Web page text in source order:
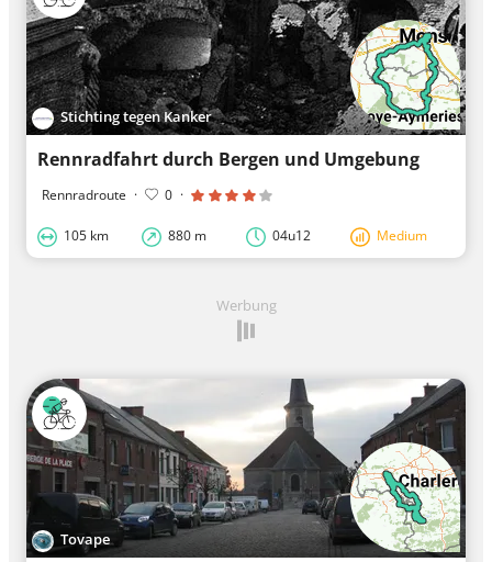
Stichting tegen Kanker
Rennradfahrt durch Bergen und Umgebung
Rennradroute · 0 ·
105 km 880 m 04u12 Medium
Werbung
Tovape